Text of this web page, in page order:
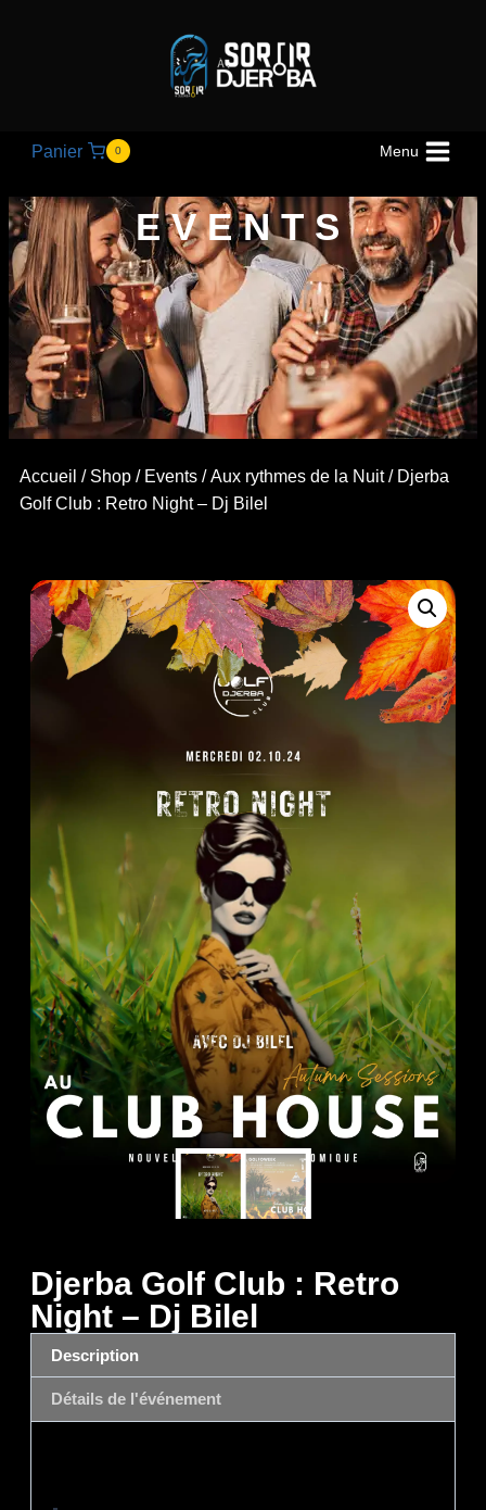
Panier 0 Menu
EVENTS
Accueil / Shop / Events /Aux rythmes de la Nuit/ Djerba
Golf Club : Retro Night – Dj Bilel
Djerba Golf Club : Retro
Night – Dj Bilel
Description
Détails de l'événement